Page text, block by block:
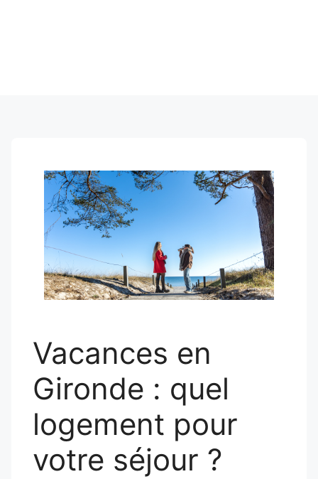
Vacances en
Gironde : quel
logement pour
votre séjour ?